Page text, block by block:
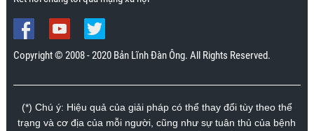
Copyright © 2008 - 2020 Bản Lĩnh Đàn Ông. All Rights Reserved.
(*) Chú ý: Hiệu quả của giải pháp có thể thay đổi tùy theo thể
trạng và cơ địa của mỗi người, cũng như sự tuân thủ của bệnh